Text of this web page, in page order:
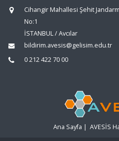
Cihangir Mahallesi Şehit
No:1
İSTANBUL / Avcılar
bildirim.avesis@gelisim.edu.tr
0 212 422 70 00
Ana Sayfa | AVESİS